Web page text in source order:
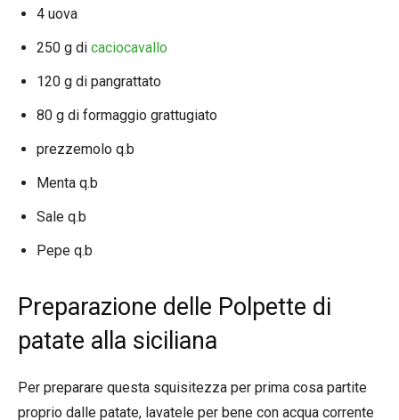
4 uova
250 g di caciocavallo
120 g di pangrattato
80 g di formaggio grattugiato
prezzemolo q.b
Menta q.b
Sale q.b
Pepe q.b
Preparazione delle Polpette di
patate alla siciliana
Per preparare questa squisitezza per prima cosa partite
proprio dalle patate, lavatele per bene con acqua corrente